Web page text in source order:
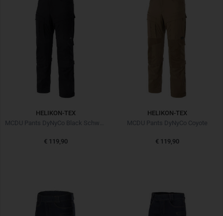
HELIKON-TEX
€ 119,90
HELIKON-TEX
MCDU Pants DyNyCo Coyote
€ 119,90